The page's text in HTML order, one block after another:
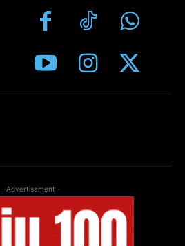
- Advertisement -